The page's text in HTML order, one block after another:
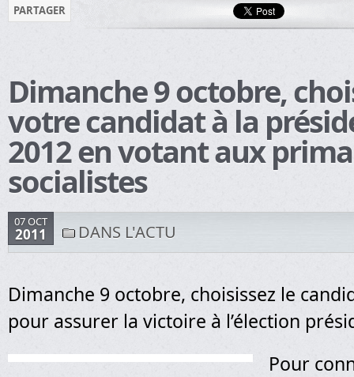
PARTAGER
Dimanche 9 octobre,
votre candidat à la
2012 en votant aux
socialistes
07 OCT
2011 DANS L'ACTU
Dimanche 9 octobre, choisissez le
pour assurer la victoire à l’élection
Pour